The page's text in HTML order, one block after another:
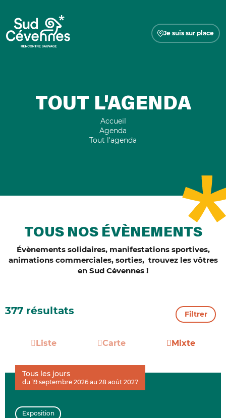
Je suis sur place
TOUT L'AGENDA
Accueil
Agenda
Tout l'agenda
TOUS NOS ÉVÈNEMENTS
Évènements solidaires, manifestations sportives,
animations commerciales, sorties, trouvez les vôtres
en Sud Cévennes !
377 résultats Filtrer
Liste Carte Mixte
Exposition
Tous les jours
du 19 septembre 2026 au 28 août 2027